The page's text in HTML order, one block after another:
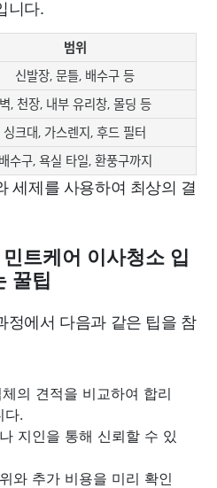
니다.
범위
신발장, 문틀, 배수구 등
벽, 천장, 내부 유리창, 몰딩 등
싱크대, 가스렌지, 후드 필터
배수구, 욕실 타일, 환풍구까지
세제를 사용하여 최상의 결
트케어 이사청소 입
꿀팁
정에서 다음과 같은 팁을 참
의 견적을 비교하여 합리
다.
지인을 통해 신뢰할 수 있
와 추가 비용을 미리 확인